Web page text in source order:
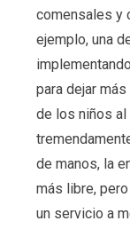
comensales y
ejemplo, una
para dejar
de los niños
de manos, la
más libre,
un servicio a